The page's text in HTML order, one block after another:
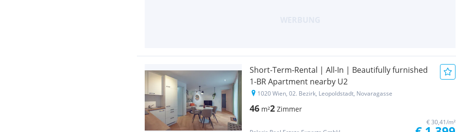
Short-Term-Rental | All-In | Beautifully furnished
1-BR Apartment nearby U2
1020 Wien, 02. Bezirk, Leopoldstadt, Novaragasse
46 m²2 Zimmer
€ 30,41/m²